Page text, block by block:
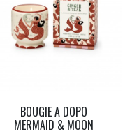
BOUGIE A DOPO
MERMAID & MOON